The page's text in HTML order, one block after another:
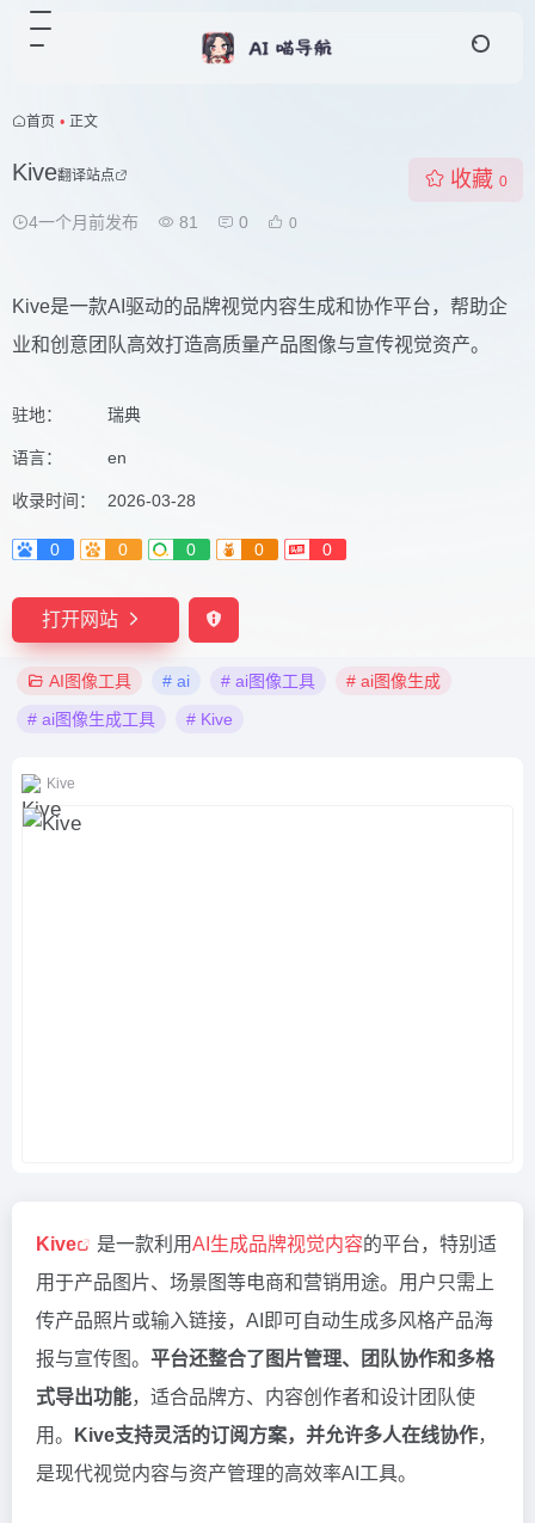
首页 • 正文
Kive翻译站点
4一个月前发布 81 0 0
收藏 0
Kive是一款AI驱动的品牌视觉内容生成和协作平台，帮助企
业和创意团队高效打造高质量产品图像与宣传视觉资产。
驻地： 瑞典
语言： en
收录时间： 2026-03-28
0 0 0 0 0
打开网站
AI图像工具 # ai # ai图像工具
# ai图像生成
# ai图像生成工具
# Kive
Kive
Kive 是一款利用AI生成品牌视觉内容的平台，特别适
用于产品图片、场景图等电商和营销用途。用户只需上
传产品照片或输入链接，AI即可自动生成多风格产品海
报与宣传图。 平台还整合了图片管理、团队协作和多格
式导出功能，适合品牌方、内容创作者和设计团队使
用。
Kive支持灵活的订阅方案，并允许多人在线协作，
是现代视觉内容与资产管理的高效率AI工具。